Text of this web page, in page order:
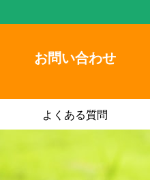
お問い合わせ
よくある質問